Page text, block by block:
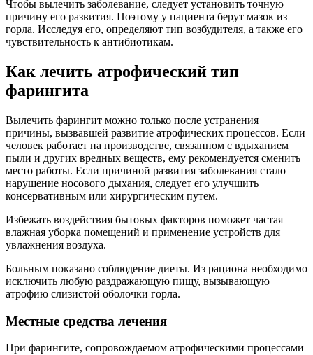
Чтобы вылечить заболевание, следует установить точную
причину его развития. Поэтому у пациента берут мазок из
горла. Исследуя его, определяют тип возбудителя, а также его
чувствительность к антибиотикам.
Как лечить атрофический тип
фарингита
Вылечить фарингит можно только после устранения
причины, вызвавшей развитие атрофических процессов. Если
человек работает на производстве, связанном с вдыханием
пыли и других вредных веществ, ему рекомендуется сменить
место работы. Если причиной развития заболевания стало
нарушение носового дыхания, следует его улучшить
консервативным или хирургическим путем.
Избежать воздействия бытовых факторов поможет частая
влажная уборка помещений и применение устройств для
увлажнения воздуха.
Больным показано соблюдение диеты. Из рациона необходимо
исключить любую раздражающую пищу, вызывающую
атрофию слизистой оболочки горла.
Местные средства лечения
При фарингите, сопровождаемом атрофическими процессами